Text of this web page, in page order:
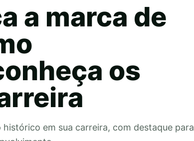
a marca de
os
em sua carreira, com destaque para